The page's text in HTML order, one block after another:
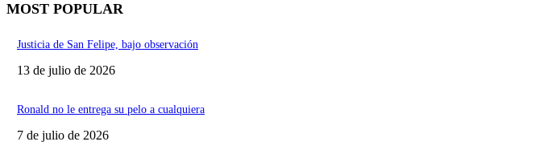
MOST POPULAR
Justicia de San Felipe, bajo observación
13 de julio de 2026
Ronald no le entrega su pelo a cualquiera
7 de julio de 2026